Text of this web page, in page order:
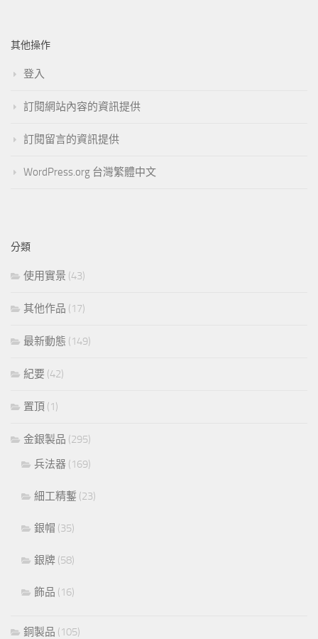
其他操作
登入
訂閱網站內容的資訊提供
訂閱留言的資訊提供
WordPress.org 台灣繁體中文
分類
使用實景 (43)
其他作品 (17)
最新動態 (149)
紀要 (42)
置頂 (1)
金銀製品 (295)
兵法器 (169)
細工精鏨 (23)
銀帽 (35)
銀牌 (58)
飾品 (16)
銅製品 (105)